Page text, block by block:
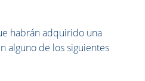
habrán adquirido una
alguno de los siguientes